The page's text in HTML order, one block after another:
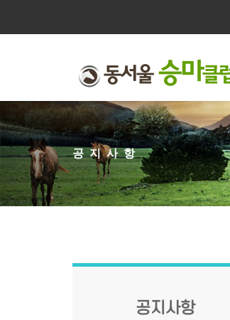
공지사항
공지사항